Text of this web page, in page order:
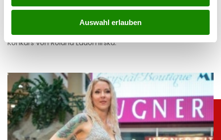
Auswahl erlauben
08.07.2026 UM 16:30,STEFANIE HERMANN
Crazy Cheese ist pleite: Zwei Firmen sind insolvent, alle
Standorte wurden geschlossen. Das steckt hinter dem
Konkurs von Roland Ludomirska.